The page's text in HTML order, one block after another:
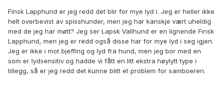
Finsk Lapphund er jeg redd det blir for mye lyd i. Jeg er heller ikke
helt overbevist av spisshunder, men jeg har kanskje vært uheldig
med de jeg har møtt? Jeg ser Lapsk Vallhund er en lignende Finsk
Lapphund, men jeg er redd også disse har for mye lyd i seg igjen.
Jeg er ikke i mot bjeffing og lyd fra hund, men jeg bor med en
som er lydsensitiv og hadde vi fått en litt ekstra høylytt type i
tillegg, så er jeg redd det kunne blitt et problem for samboeren.